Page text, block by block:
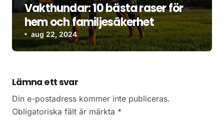
Vakthundar: 10 bästa raser för
hem och familjesäkerhet
aug 22, 2024
Lämna ett svar
Din e-postadress kommer inte publiceras.
Obligatoriska fält är märkta *